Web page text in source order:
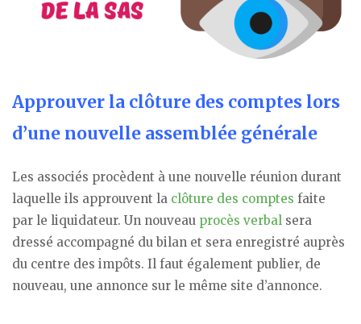
Approuver la clôture des comptes lors
d’une nouvelle assemblée générale
Les associés procèdent à une nouvelle réunion durant
laquelle ils approuvent la clôture des comptes faite
par le liquidateur. Un nouveau procès verbal sera
dressé accompagné du bilan et sera enregistré auprès
du centre des impôts. Il faut également publier, de
nouveau, une annonce sur le même site d’annonce.